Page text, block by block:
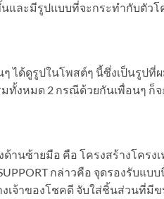
และมีรูปแบบที่จะกระทำกับตัวโ
ได้ดูรูปในโพสต์ๆ นี้ซึ่งเป็นรูป
มทั้งหมด 2 กรณีด้วยกันเพื่อนๆ ก็
ด้านซ้ายมือ คือ โครงสร้างโค
กล่าวคือ จุดรองรับ
เจ้าของโชคดี จับใส่ชิ้นส่วนที่มี